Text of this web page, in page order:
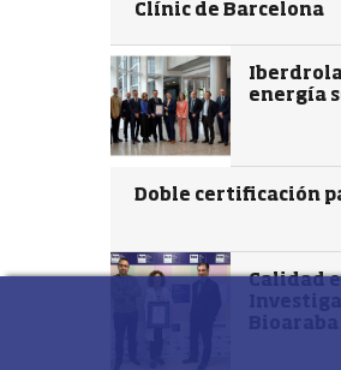
Clínic de Barcelona
energía
Doble certificación
Calidad